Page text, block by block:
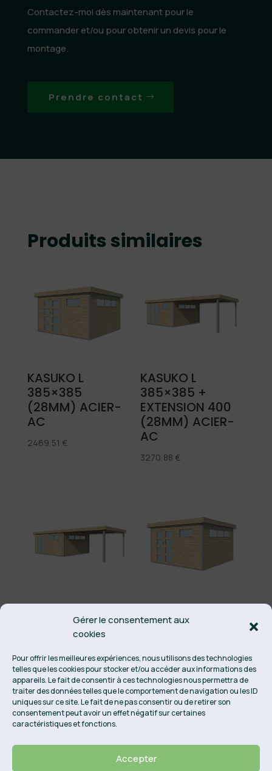
Gérer le consentement aux
cookies
Pour offrir les meilleures expériences, nous utilisons des technologies
telles que les cookies pour stocker et/ou accéder aux informations des
appareils. Le fait de consentir à ces technologies nous permettra de
traiter des données telles que le comportement de navigation ou les ID
uniques sur ce site. Le fait de ne pas consentir ou de retirer son
consentement peut avoir un effet négatif sur certaines
caractéristiques et fonctions.
Accepter
Contactez-moi dès maintenant pour le
commander et/ou pour obtenir un devis pour le
montage.
Prendre contact
Produits similaires
KASUKO L
385×385
(28MM) ACIER-
AC
2469,51 €
KASUKO L
385×385 +
EXTENSION 400
(28MM) ACIER-
AC
3270,88 €
KASUKO XXL
485×385 +
EXTENSION 400
(28MM) ACIER-
AC+ISO
4297,53€
KASUKO L
385×385
AC+ISO
2799,67€